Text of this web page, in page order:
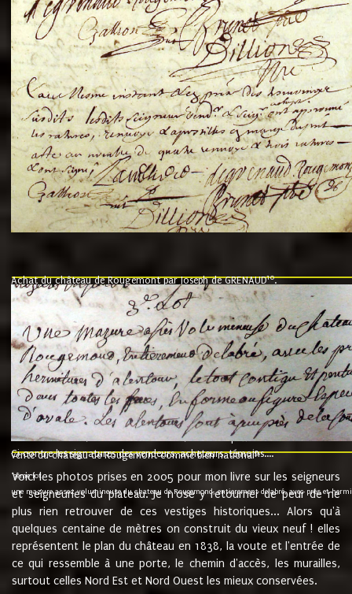
Achat du château de Rougemont par Joseph de GRENAUD10.
"l'an mil six cent soixante treze le ving neuvième jour du mois de
nommé fut présent Messire Claude Guillaume de Moyriat chevalier baron
vend, purement simplement et irrevocablement a monseigneur monsieur
et chavannes conseiller du roy au parlement de Bourgogne, present et
que le dit seigneur Baron de la Vellière a sur ses hommes, indivisables et
de la Velliere tout ainsi et comme le dit seigneur Baron et ses
présent......"
suivent les rentes, donation des terriers, etc... au prix de 880 livre louis
Ci contre les signatures des vendeurs, acheteurs, témoins....
vente du château de Rougemont comme bien national9.
"3ème lot
une mazure assez volumineuse du chateau de Rougemond, entierement delabré, avec près et
Voici les photos prises en 2005 pour mon livre sur les seigneurs
et seigneuries du plateau. Je n'ose y retourner de peur de ne
plus rien retrouver de ces vestiges historiques... Alors qu'à
quelques centaine de mètres on construit du vieux neuf ! elles
représentent le plan du château en 1838, la voute et l'entrée de
ce qui ressemble à une porte, le chemin d'accès, les murailles,
surtout celles Nord Est et Nord Ouest les mieux conservées.